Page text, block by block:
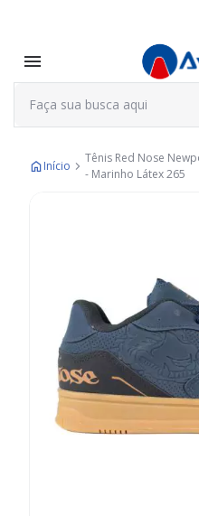
Início
Tênis Red Nose
- Marinho Látex 265
imagens